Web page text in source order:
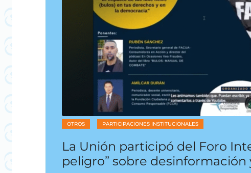
OTROS PARTICIPACIONES INSTITUCIONALES
La Unión participó del Foro
peligro” sobre